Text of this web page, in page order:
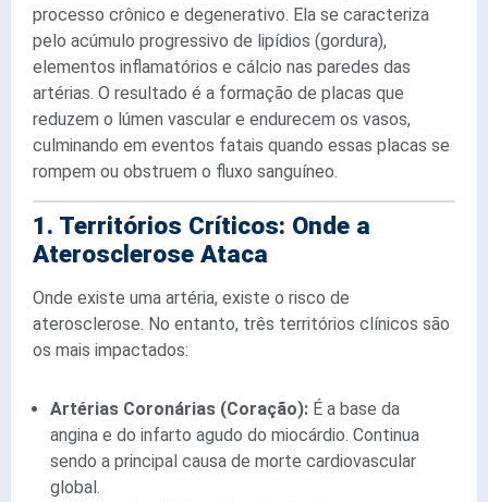
processo crônico e degenerativo. Ela se caracteriza
pelo acúmulo progressivo de lipídios (gordura),
elementos inflamatórios e cálcio nas paredes das
artérias. O resultado é a formação de placas que
reduzem o lúmen vascular e endurecem os vasos,
culminando em eventos fatais quando essas placas se
rompem ou obstruem o fluxo sanguíneo.
1. Territórios Críticos: Onde a
Aterosclerose Ataca
Onde existe uma artéria, existe o risco de
aterosclerose. No entanto, três territórios clínicos são
os mais impactados:
Artérias Coronárias (Coração): É a base da
angina e do infarto agudo do miocárdio. Continua
sendo a principal causa de morte cardiovascular
global.